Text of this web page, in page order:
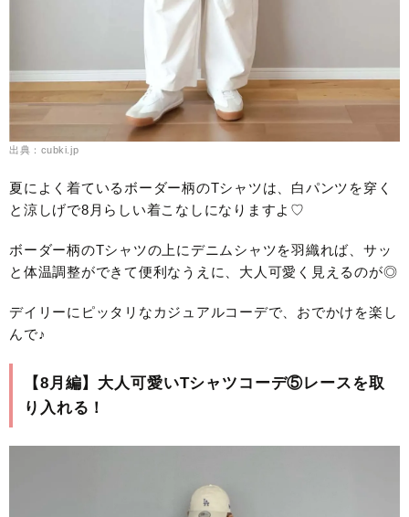
出典：cubki.jp
夏によく着ているボーダー柄のTシャツは、白パンツを穿く
と涼しげで8月らしい着こなしになりますよ♡
ボーダー柄のTシャツの上にデニムシャツを羽織れば、サッ
と体温調整ができて便利なうえに、大人可愛く見えるのが◎
デイリーにピッタリなカジュアルコーデで、おでかけを楽し
んで♪
【8月編】大人可愛いTシャツコーデ⑤レースを取
り入れる！